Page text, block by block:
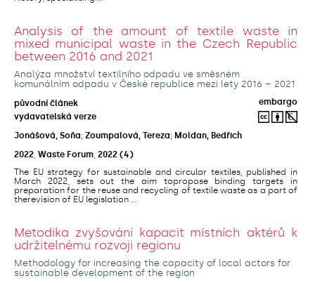
Analysis of the amount of textile waste in
mixed municipal waste in the Czech Republic
between 2016 and 2021
Analýza množství textilního odpadu ve směsném
komunálním odpadu v České republice mezi lety 2016 – 2021
původní článek
embargo
vydavatelská verze
Jonášová, Soňa; Zoumpalová, Tereza; Moldan, Bedřich
2022 Waste Forum 2022 (4)
The EU strategy for sustainable and circular textiles, published in
March 2022, sets out the aim topropose binding targets in
preparation for the reuse and recycling of textile waste as a part of
therevision of EU legislation ...
Metodika zvyšování kapacit místních aktérů k
udržitelnému rozvoji regionu
Methodology for increasing the capacity of local actors for
sustainable development of the region